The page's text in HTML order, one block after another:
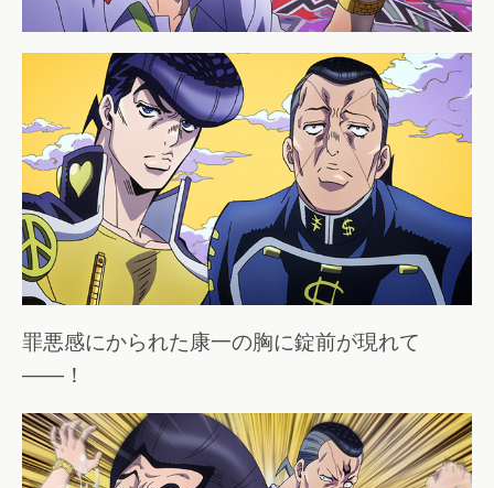
罪悪感にかられた康一の胸に錠前が現れて
――！